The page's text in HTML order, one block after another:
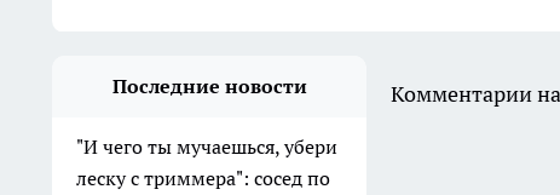
Последние новости
"И чего ты мучаешься, убери
леску с триммера": сосед по
Комментарии